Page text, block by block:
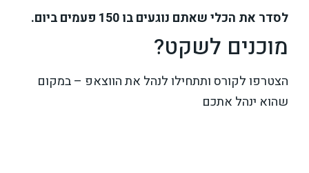
לסדר את הכלי שאתם נוגעים בו 150 פעמים ביום.
מוכנים לשקט?
הצטרפו לקורס ותתחילו לנהל את הווצאפ – במקום
שהוא ינהל אתכם